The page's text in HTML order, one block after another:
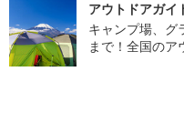
アウトドアガイ
キャンプ場、グ
まで！全国のア